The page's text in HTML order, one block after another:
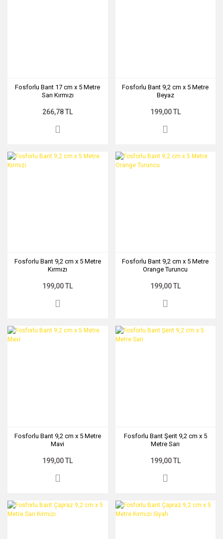
Fosforlu Bant 17 cm x 5 Metre
Sarı Kırmızı
266,78 TL
Fosforlu Bant 9,2 cm x 5 Metre
Beyaz
199,00 TL
Fosforlu Bant 9,2 cm x 5 Metre
Kırmızı
199,00 TL
Fosforlu Bant 9,2 cm x 5 Metre
Orange Turuncu
199,00 TL
Fosforlu Bant 9,2 cm x 5 Metre
Mavi
199,00 TL
Fosforlu Bant Şerit 9,2 cm x 5
Metre Sarı
199,00 TL